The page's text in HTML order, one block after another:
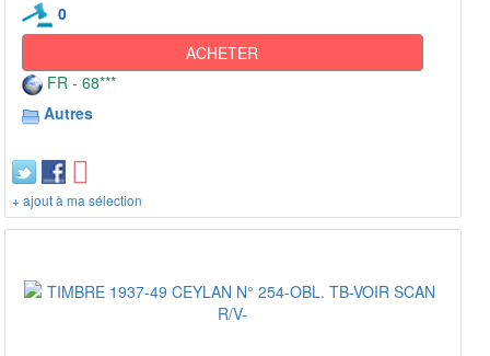
0
ACHETER
FR - 68***
Autres
+ ajout à ma sélection